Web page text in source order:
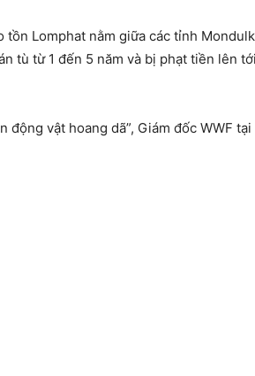
Lomphat nằm giữa các tỉnh
tù từ 1 đến 5 năm và bị phạt tiền lên
vật hoang dã”, Giám đốc WWF